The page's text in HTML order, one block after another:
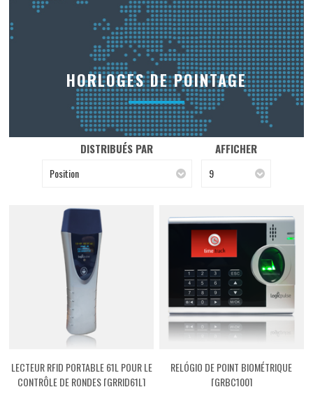
HORLOGES DE POINTAGE
DISTRIBUÉS PAR
Position
AFFICHER
9
LECTEUR RFID PORTABLE 61L POUR LE
CONTRÔLE DE RONDES [GRRID61L]
RELÓGIO DE POINT BIOMÉTRIQUE
[GRBC100]